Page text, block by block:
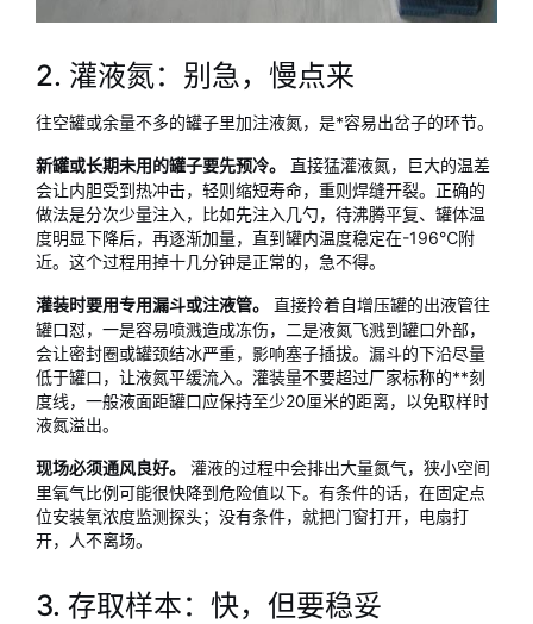
2. 灌液氮：别急，慢点来
往空罐或余量不多的罐子里加注液氮，是*容易出岔子的环节。
新罐或长期未用的罐子要先预冷。
直接猛灌液氮，巨大的温差
会让内胆受到热冲击，轻则缩短寿命，重则焊缝开裂。正确的
做法是分次少量注入，比如先注入几勺，待沸腾平复、罐体温
度明显下降后，再逐渐加量，直到罐内温度稳定在-196℃附
近。这个过程用掉十几分钟是正常的，急不得。
灌装时要用专用漏斗或注液管。
直接拎着自增压罐的出液管往
罐口怼，一是容易喷溅造成冻伤，二是液氮飞溅到罐口外部，
会让密封圈或罐颈结冰严重，影响塞子插拔。漏斗的下沿尽量
低于罐口，让液氮平缓流入。灌装量不要超过厂家标称的**刻
度线，一般液面距罐口应保持至少20厘米的距离，以免取样时
液氮溢出。
现场必须通风良好。
灌液的过程中会排出大量氮气，狭小空间
里氧气比例可能很快降到危险值以下。有条件的话，在固定点
位安装氧浓度监测探头；没有条件，就把门窗打开，电扇打
开，人不离场。
3. 存取样本：快，但要稳妥